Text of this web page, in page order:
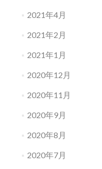
2021年4月
2021年2月
2021年1月
2020年12月
2020年11月
2020年9月
2020年8月
2020年7月